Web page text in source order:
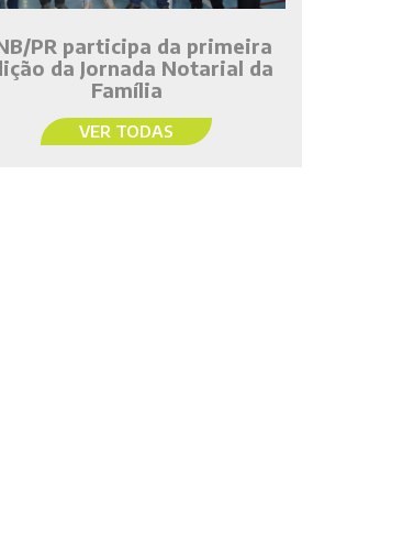
PR participa da primeira
da Jornada Notarial da
Família
VER TODAS